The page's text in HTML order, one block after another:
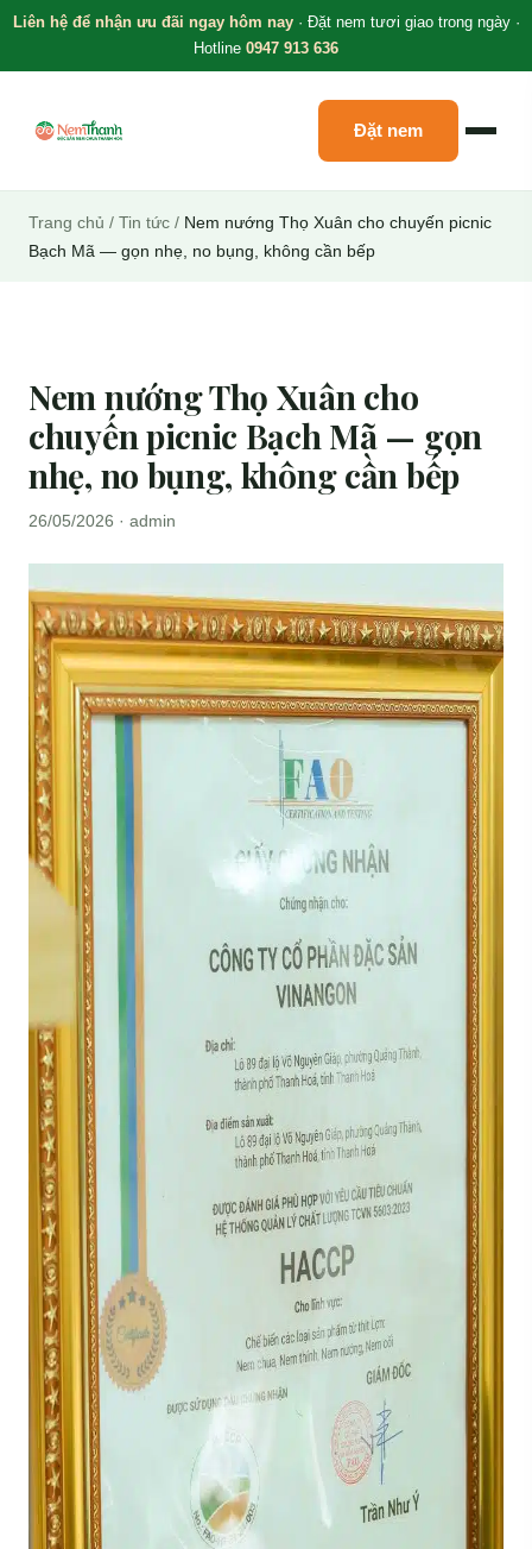
Liên hệ để nhận ưu đãi ngay hôm nay· Đặt nem tươi giao trong ngày ·
Hotline 0947 913 636
Đặt nem
Trang chủ / Tin tức / Nem nướng Thọ Xuân cho chuyến picnic
Bạch Mã — gọn nhẹ, no bụng, không cần bếp
Nem nướng Thọ Xuân cho
chuyến picnic Bạch Mã — gọn
nhẹ, no bụng, không cần bếp
26/05/2026 · admin